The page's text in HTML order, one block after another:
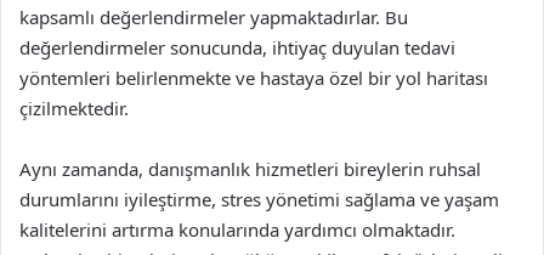
kapsamlı değerlendirmeler yapmaktadırlar. Bu
değerlendirmeler sonucunda, ihtiyaç duyulan tedavi
yöntemleri belirlenmekte ve hastaya özel bir yol haritası
çizilmektedir.
Aynı zamanda, danışmanlık hizmetleri bireylerin ruhsal
durumlarını iyileştirme, stres yönetimi sağlama ve yaşam
kalitelerini artırma konularında yardımcı olmaktadır.